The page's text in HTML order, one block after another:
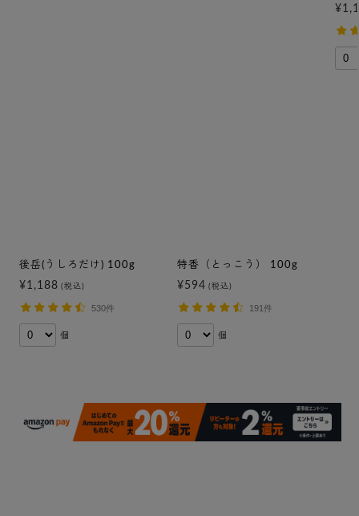
後岳(うしろだけ) 100g
¥1,188 (税込)
530件
個
特香（とっこう） 100g
¥594 (税込)
191件
個